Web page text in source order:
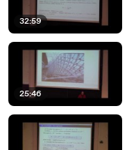
32:59
25:46